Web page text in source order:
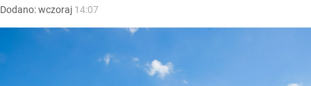
Dodano:wczoraj 14:07